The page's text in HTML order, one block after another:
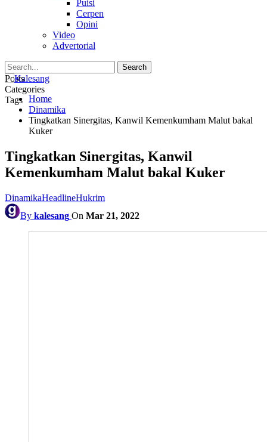
Puisi
Cerpen
Opini
Video
Advertorial
Posts
Categories
Tags Home
Dinamika
Tingkatkan Sinergitas, Kanwil Kemenkumham Malut bakal
Kuker
Tingkatkan Sinergitas, Kanwil
Kemenkumham Malut bakal Kuker
DinamikaHeadlineHukrim
By kalesang On Mar 21, 2022